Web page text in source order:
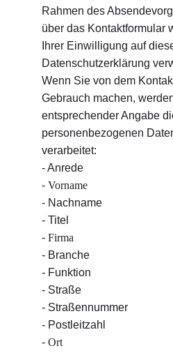
Rahmen des
über das Kontaktformular
Ihrer Einwilligung auf
Datenschutzerklärung
Wenn Sie von dem
Gebrauch machen,
entsprechender Angabe
personenbezogenen
verarbeitet:
- Anrede
- Vorname
- Nachname
- Titel
- Firma
- Branche
- Funktion
- Straße
- Straßennummer
- Postleitzahl
- Ort